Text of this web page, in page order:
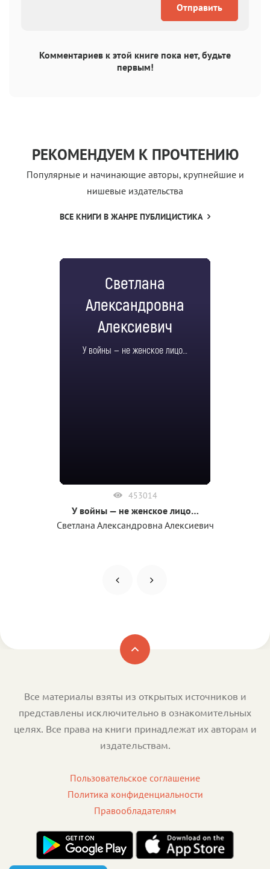
Отправить
Комментариев к этой книге пока нет, будьте
первым!
РЕКОМЕНДУЕМ К ПРОЧТЕНИЮ
Популярные и начинающие авторы, крупнейшие и
нишевые издательства
ВСЕ КНИГИ В ЖАНРЕ ПУБЛИЦИСТИКА
Светлана
Александровна
Алексиевич
У войны — не женское лицо…
453014
У войны — не женское лицо…
Светлана Александровна Алексиевич
Все материалы взяты из открытых источников и
представлены исключительно в ознакомительных
целях. Все права на книги принадлежат их авторам и
издательствам.
Пользовательское соглашение
Политика конфиденциальности
Правообладателям